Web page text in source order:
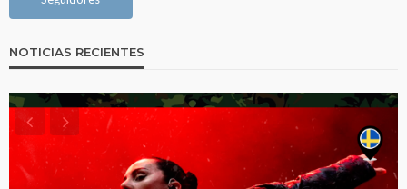
NOTICIAS RECIENTES